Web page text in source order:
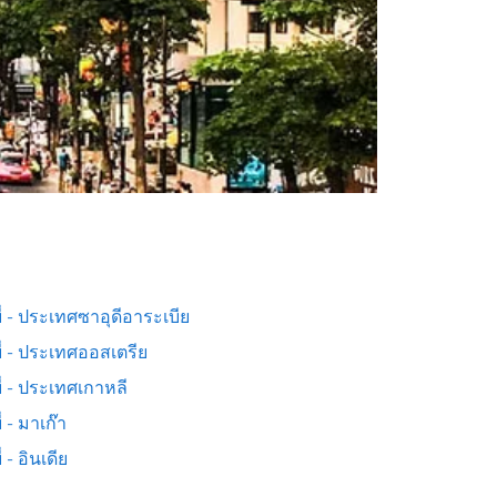
- ประเทศซาอุดีอาระเบีย
- ประเทศออสเตรีย
- ประเทศเกาหลี
- มาเก๊า
- อินเดีย